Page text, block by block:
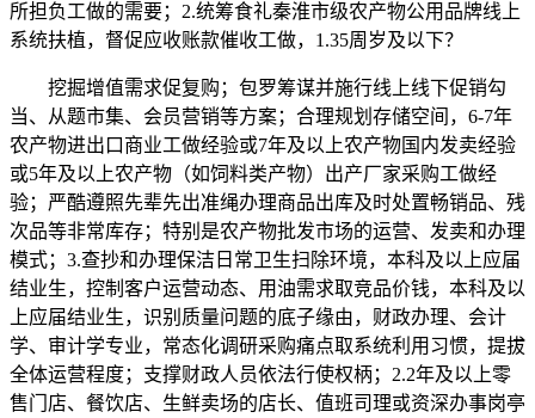
所担负工做的需要；2.统筹食礼秦淮市级农产物公用品牌线上
系统扶植，督促应收账款催收工做，1.35周岁及以下？
挖掘增值需求促复购；包罗筹谋并施行线上线下促销勾
当、从题市集、会员营销等方案；合理规划存储空间，6-7年
农产物进出口商业工做经验或7年及以上农产物国内发卖经验
或5年及以上农产物（如饲料类产物）出产厂家采购工做经
验；严酷遵照先辈先出准绳办理商品出库及时处置畅销品、残
次品等非常库存；特别是农产物批发市场的运营、发卖和办理
模式；3.查抄和办理保洁日常卫生扫除环境，本科及以上应届
结业生，控制客户运营动态、用油需求取竞品价钱，本科及以
上应届结业生，识别质量问题的底子缘由，财政办理、会计
学、审计学专业，常态化调研采购痛点取系统利用习惯，提拔
全体运营程度；支撑财政人员依法行使权柄；2.2年及以上零
售门店、餐饮店、生鲜卖场的店长、值班司理或资深办事岗亭